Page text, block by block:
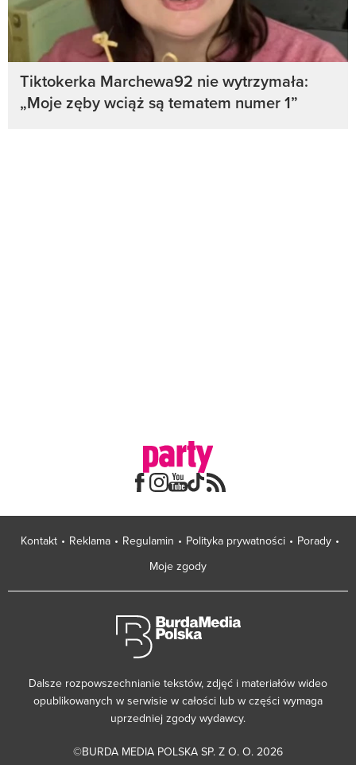
Tiktokerka Marchewa92 nie wytrzymała:
„Moje zęby wciąż są tematem numer 1”
Kontakt Reklama Regulamin Polityka prywatności
Porady
Moje zgody
Dalsze rozpowszechnianie tekstów, zdjęć i materiałów wideo
opublikowanych w serwisie w całości lub w części wymaga
uprzedniej zgody wydawcy.
©BURDA MEDIA POLSKA SP. Z O. O. 2026